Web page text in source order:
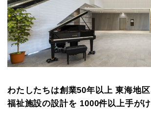
わたしたちは創業50年以上 東海地
福祉施設の設計を 1000件以上手が